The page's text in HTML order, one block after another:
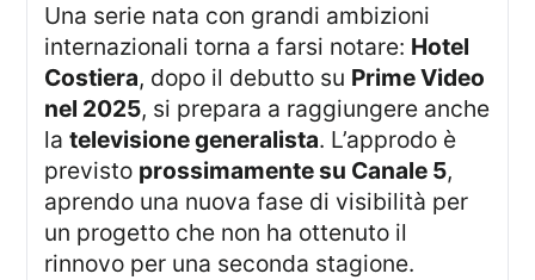
Una serie nata con grandi ambizioni
internazionali torna a farsi notare: Hotel
Costiera, dopo il debutto su Prime Video
nel 2025, si prepara a raggiungere anche
latelevisione generalista. L’approdo è
previsto prossimamente su Canale 5,
aprendo una nuova fase di visibilità per
un progetto che non ha ottenuto il
rinnovo per una seconda stagione.